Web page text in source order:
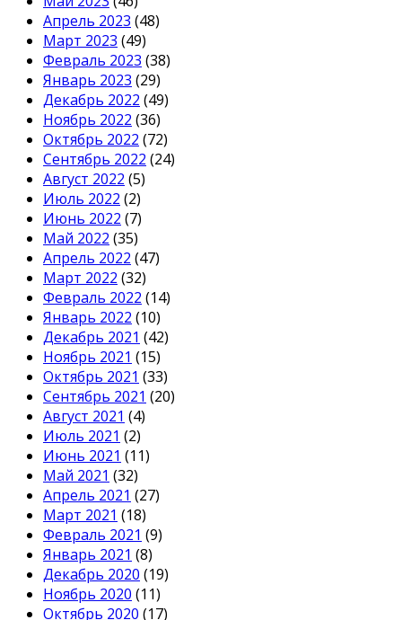
Апрель 2023 (48)
Март 2023 (49)
Февраль 2023 (38)
Январь 2023 (29)
Декабрь 2022 (49)
Ноябрь 2022 (36)
Октябрь 2022 (72)
Сентябрь 2022 (24)
Август 2022 (5)
Июль 2022 (2)
Июнь 2022 (7)
Май 2022 (35)
Апрель 2022 (47)
Март 2022 (32)
Февраль 2022 (14)
Январь 2022 (10)
Декабрь 2021 (42)
Ноябрь 2021 (15)
Октябрь 2021 (33)
Сентябрь 2021 (20)
Август 2021 (4)
Июль 2021 (2)
Июнь 2021 (11)
Май 2021 (32)
Апрель 2021 (27)
Март 2021 (18)
Февраль 2021 (9)
Январь 2021 (8)
Декабрь 2020 (19)
Ноябрь 2020 (11)
Октябрь 2020 (17)